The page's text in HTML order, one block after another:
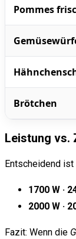
Pommes
Brötchen
Leistung vs.
Entscheidend
1700 W ·
2000 W ·
Fazit: Wenn die